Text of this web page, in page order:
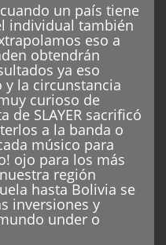
un país tiene
individual también
eso a
obtendrán
ya eso
la circunstancia
curioso de
de SLAYER sacrificó
a la banda o
músico para
ojo para los más
región
hasta Bolivia se
inversiones y
under o